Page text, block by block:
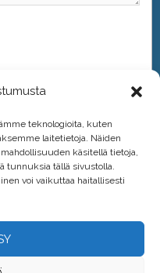
teknologioita, kuten
laitetietoja. Näiden
käsitellä tietoja,
tunnuksia tällä sivustolla.
voi vaikuttaa haitallisesti